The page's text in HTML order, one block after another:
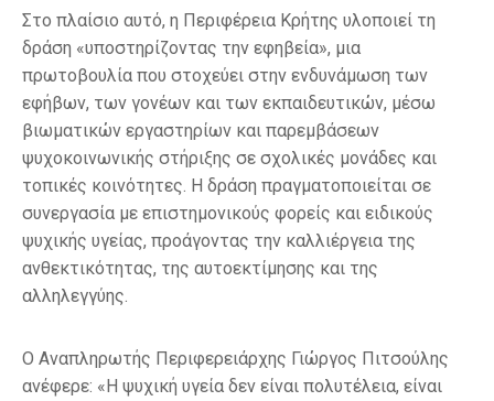
Στο πλαίσιο αυτό, η Περιφέρεια Κρήτης υλοποιεί τη
δράση «υποστηρίζοντας την εφηβεία», μια
πρωτοβουλία που στοχεύει στην ενδυνάμωση των
εφήβων, των γονέων και των εκπαιδευτικών, μέσω
βιωματικών εργαστηρίων και παρεμβάσεων
ψυχοκοινωνικής στήριξης σε σχολικές μονάδες και
τοπικές κοινότητες. Η δράση πραγματοποιείται σε
συνεργασία με επιστημονικούς φορείς και ειδικούς
ψυχικής υγείας, προάγοντας την καλλιέργεια της
ανθεκτικότητας, της αυτοεκτίμησης και της
αλληλεγγύης.
Ο Αναπληρωτής Περιφερειάρχης Γιώργος Πιτσούλης
ανέφερε: «Η ψυχική υγεία δεν είναι πολυτέλεια, είναι